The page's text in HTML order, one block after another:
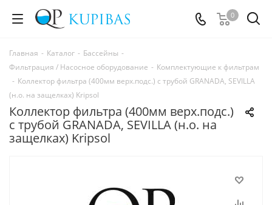
0
Главная - Каталог - Бассейны -
Фильтрация / Насосное оборудование - Комплектующие к фильтрам
- Коллектор фильтра (400мм верх.подс.) с трубой GRANADA, SEVILLA
(н.о. на защелках) Kripsol
Коллектор фильтра (400мм верх.подс.)
с трубой GRANADA, SEVILLA (н.о. на
защелках) Kripsol